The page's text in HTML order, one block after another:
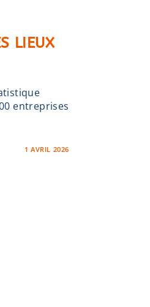
LIEUX
entreprises
1 AVRIL 2026